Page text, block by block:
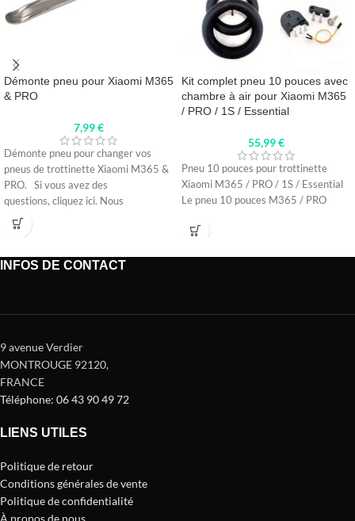
Démonte pneu pour Xiaomi M365
& PRO
7,99€
Démonte pneu pour changer vos
pneus de trottinette Xiaomi M365 &
PRO. Si vous avez des
questions, cliquez ici. Nous
Kit complet pneu 10 pouces avec
chambre à air pour Xiaomi M365
/ PRO / 1S / Essential
55,99€
Pneu 10 pouces pour trottinette
Xiaomi M365 / PRO / 1S / Essential
Le pneu 10 pouces M365 / PRO
INFOS DE CONTACT
9 avenue Verdier
MONTROUGE 92120,
FRANCE
Téléphone: 06 43 90 49 72
LIENS UTILES
Politique de retour
Conditions générales de vente
Politique de confidentialité
À propos de nous